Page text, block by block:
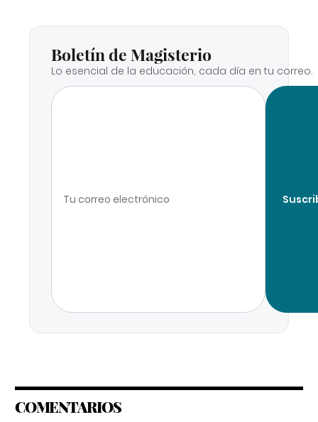
Boletín de Magisterio
Lo esencial de la educación, cada día en tu correo.
COMENTARIOS